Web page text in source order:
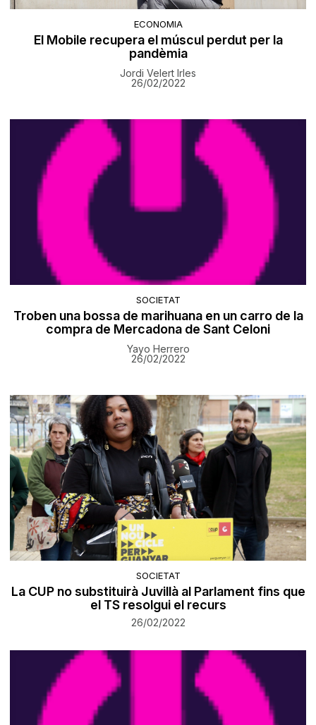
ECONOMIA
El Mobile recupera el múscul perdut per la
pandèmia
Jordi Velert Irles
26/02/2022
SOCIETAT
Troben una bossa de marihuana en un carro de la
compra de Mercadona de Sant Celoni
Yayo Herrero
26/02/2022
SOCIETAT
La CUP no substituirà Juvillà al Parlament fins que
el TS resolgui el recurs
26/02/2022